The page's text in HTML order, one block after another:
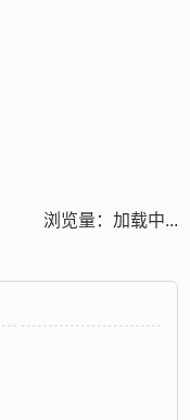
浏览量： 加载中...